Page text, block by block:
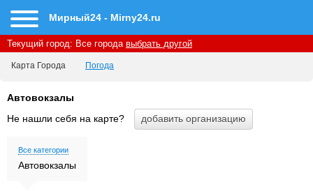
Мирный24 - Mirny24.ru
Текущий город: Все города выбрать другой
Карта Города Погода
Автовокзалы
Не нашли себя на карте?
Все категории
Автовокзалы